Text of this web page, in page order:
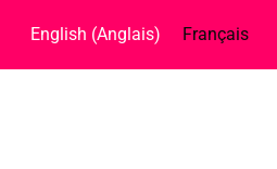
English (Anglais) Français